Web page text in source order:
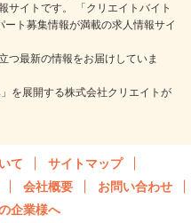
サイトです。 「クリエイトバイト
ト募集情報が満載の求人情報サイ
つ最新の情報をお届けしていま
を展開する株式会社クリエイトが
て
サイトマップ
会社概要
お問い合わせ
企業様へ